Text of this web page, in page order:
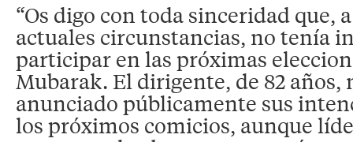
“Os digo con toda sinceridad que,
actuales circunstancias, no tenía
participar en las próximas
Mubarak. El dirigente, de 82 años,
anunciado públicamente sus
los próximos comicios, aunque